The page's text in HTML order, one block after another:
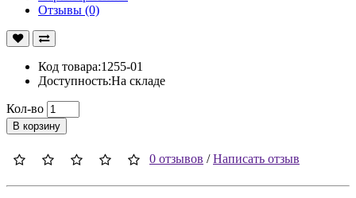
Отзывы (0)
Код товара:1255-01
Доступность:На складе
Кол-во
В корзину
0 отзывов /Написать отзыв